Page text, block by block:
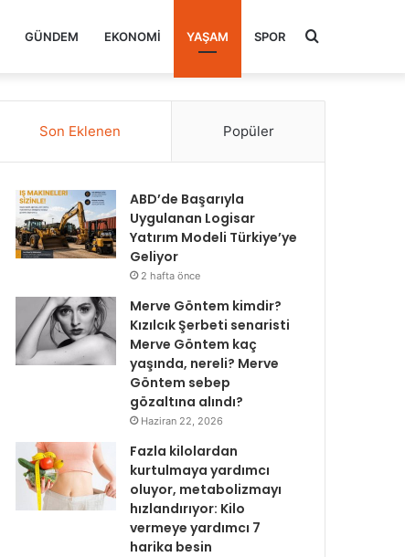
GÜNDEM EKONOMI YAŞAM SPOR Arama
Son Eklenen Popüler
ABD’de Başarıyla
Uygulanan Logisar
Yatırım Modeli Türkiye’ye
Geliyor
2 hafta önce
Merve Göntem kimdir?
Kızılcık Şerbeti senaristi
Merve Göntem kaç
yaşında, nereli? Merve
Göntem sebep
gözaltına alındı?
Haziran 22, 2026
Fazla kilolardan
kurtulmaya yardımcı
oluyor, metabolizmayı
hızlandırıyor: Kilo
vermeye yardımcı 7
harika besin